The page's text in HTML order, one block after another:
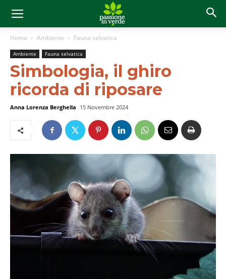
Home Ambiente Fauna selvatica
Ambiente Fauna selvatica
Simbologia, il ghiro
ricorda di riposare
Anna Lorenza Berghella 15 Novembre 2024